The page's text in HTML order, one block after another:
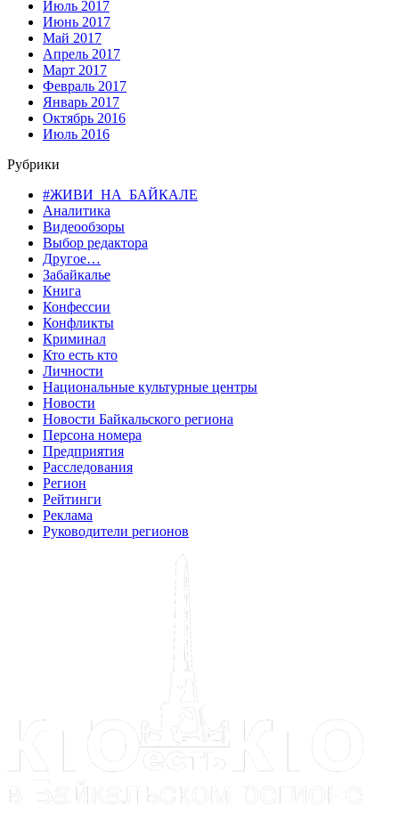
Июль 2017
Июнь 2017
Май 2017
Апрель 2017
Март 2017
Февраль 2017
Январь 2017
Октябрь 2016
Июль 2016
Рубрики
#ЖИВИ_НА_БАЙКАЛЕ
Аналитика
Видеообзоры
Выбор редактора
Другое…
Забайкалье
Книга
Конфессии
Конфликты
Криминал
Кто есть кто
Личности
Национальные культурные центры
Новости
Новости Байкальского региона
Персона номера
Предприятия
Расследования
Регион
Рейтинги
Реклама
Руководители регионов